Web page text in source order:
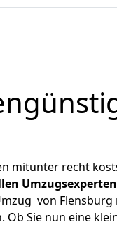
mitunter recht
Umzugsexperten
von
Ob Sie nun eine